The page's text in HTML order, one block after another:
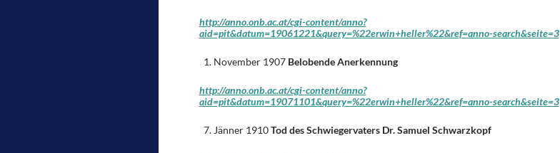
http://anno.onb.ac.at/cgi-content/anno?
aid=pit&datum=19061221&query=%22erwin+heller%22&ref=anno-search&seite=3
November 1907 Belobende Anerkennung
http://anno.onb.ac.at/cgi-content/anno?
aid=pit&datum=19071101&query=%22erwin+heller%22&ref=anno-search&seite=3
Jänner 1910Tod des Schwiegervaters Dr. Samuel Schwarzkopf